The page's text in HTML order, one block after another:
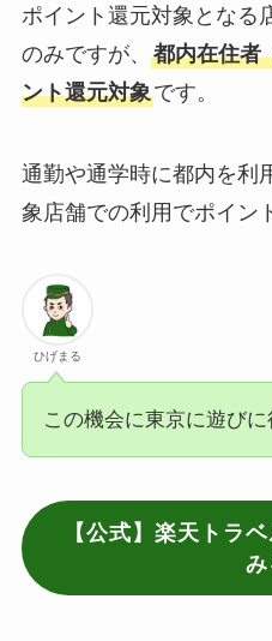
ポイント還元対象となる
のみですが、 都内在住者
ント還元対象です。
通勤や通学時に都内を利
象店舗での利用でポイン
ひげまる
この機会に東京に遊び
【公式】楽天トラ
み